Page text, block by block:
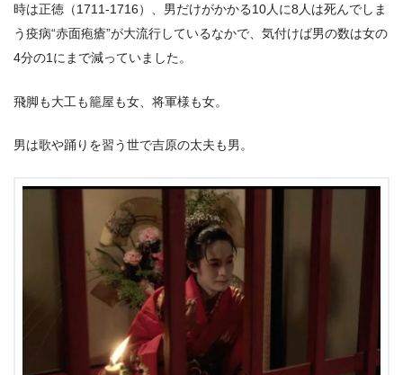
時は正徳（1711-1716）、男だけがかかる10人に8人は死んでしま
う疫病“赤面疱瘡”が大流行しているなかで、気付けば男の数は女の
4分の1にまで減っていました。
飛脚も大工も籠屋も女、将軍様も女。
男は歌や踊りを習う世で吉原の太夫も男。